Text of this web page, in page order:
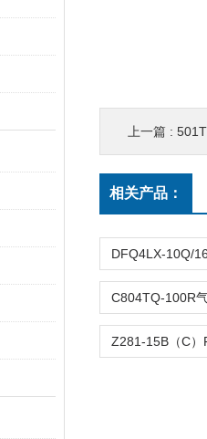
上一篇 :
相关产品：